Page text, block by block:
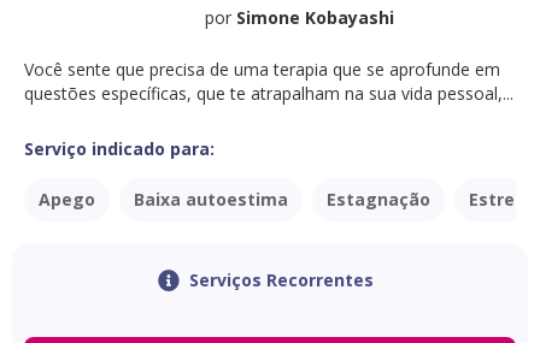
por Simone Kobayashi
Você sente que precisa de uma terapia que se aprofunde em
questões específicas, que te atrapalham na sua vida pessoal,...
Serviço indicado para:
Apego Baixa autoestima Estagnação
Serviços Recorrentes